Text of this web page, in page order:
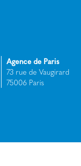
Agence de Paris
73 rue de Vaugirard
75006 Paris